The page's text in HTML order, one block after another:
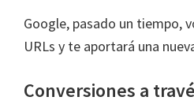
Google, pasado un tiempo,
URLs y te aportará una
Conversiones a